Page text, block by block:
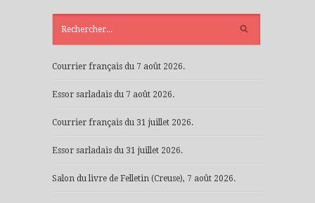
Courrier français du 7 août 2026.
Essor sarladais du 7 août 2026.
Courrier français du 31 juillet 2026.
Essor sarladais du 31 juillet 2026.
Salon du livre de Felletin (Creuse), 7 août 2026.